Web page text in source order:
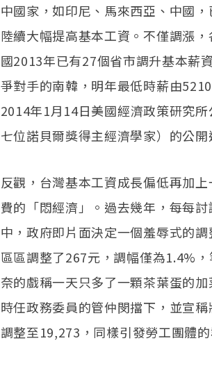
中國家，如印尼、馬來西亞、中國
陸續大幅提高基本工資。不僅調漲
國2013年已有27個省市調升基本薪
爭對手的南韓，明年最低時薪由
2014年1月14日美國經濟政策研究
七位諾貝爾獎得主經濟學家）的公
反觀，台灣基本工資成長偏低再加
費的「悶經濟」。過去幾年，每每
中，政府即片面決定一個羞辱式的
區區調整了267元，調幅僅為1.4%
奈的戲稱一天只多了一顆茶葉蛋的
時任政務委員的管仲閔擋下，並宣
調整至19,273，同樣引發勞工團體的